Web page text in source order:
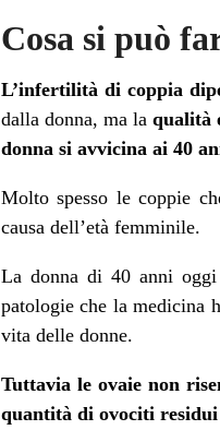
Cosa si può
L’infertilità di coppia
dalla donna, ma la qualità
donna si avvicina ai 40
Molto spesso le coppie
causa dell’età femminile.
La donna di 40 anni
patologie che la medicina
vita delle donne.
Tuttavia le ovaie non
quantità di ovociti residui